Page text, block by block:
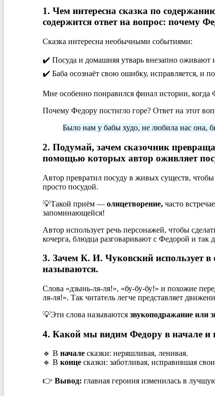
1. Чем интересна сказка по
содержится ответ на вопрос: почему
Сказка интересна необычными событиями:
✔️ Посуда и домашняя утварь внезапно оживают
✔️ Баба осознаёт свою ошибку, исправляется, и
Мне особенно понравился финал истории, когда
Почему Федору постигло горе? Ответ на этот
Было нам у бабы худо, не любила нас она,
2. Подумай, зачем сказочник
помощью которых автор оживляет
Автор превратил посуду в живых существ,
просто посудой.
💡Такой приём — олицетворение,часто
запоминающейся!
Автор использует речь персонажей, чтобы
кочерга, блюдца разговаривают с Федорой и так
3. Зачем К. И. Чуковский использует
называются.
Слова «дзынь-ля-ля!», «бу-бу-бу!» и похожие
ля-ля!». Так читатель легче представляет
💡Эти слова называются звукоподражание или
4. Какой мы видим Федору в начале и
🔹 В началесказки: неряшливая, ленивая.
🔹 В концесказки: заботливая, исправившая
👉 Вывод: главная героиня изменилась в